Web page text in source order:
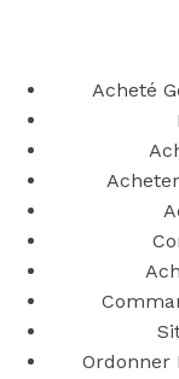
OECD
Mineral Supply
Search
for:
Acheté
Ordonner